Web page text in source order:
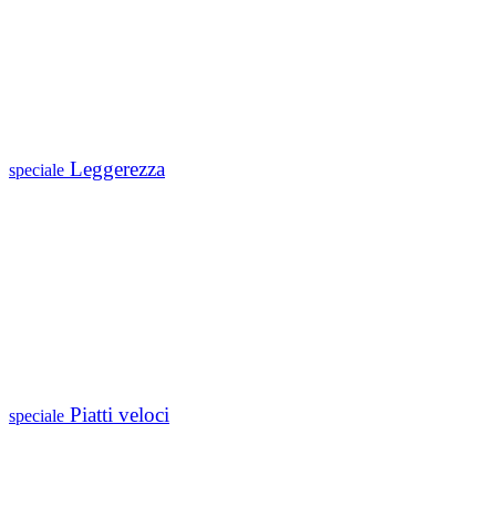
speciale Leggerezza
speciale Piatti veloci